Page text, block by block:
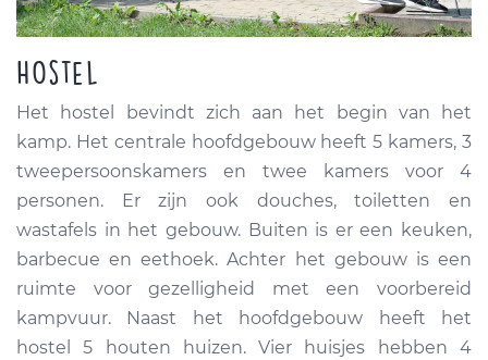
Hostel
Het hostel bevindt zich aan het begin van het
kamp. Het centrale hoofdgebouw heeft 5 kamers, 3
tweepersoonskamers en twee kamers voor 4
personen. Er zijn ook douches, toiletten en
wastafels in het gebouw. Buiten is er een keuken,
barbecue en eethoek. Achter het gebouw is een
ruimte voor gezelligheid met een voorbereid
kampvuur. Naast het hoofdgebouw heeft het
hostel 5 houten huizen. Vier huisjes hebben 4